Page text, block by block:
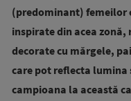
(predominant) femeilor
inspirate din acea
decorate cu mărgele,
care pot reflecta lumina
campioana la această